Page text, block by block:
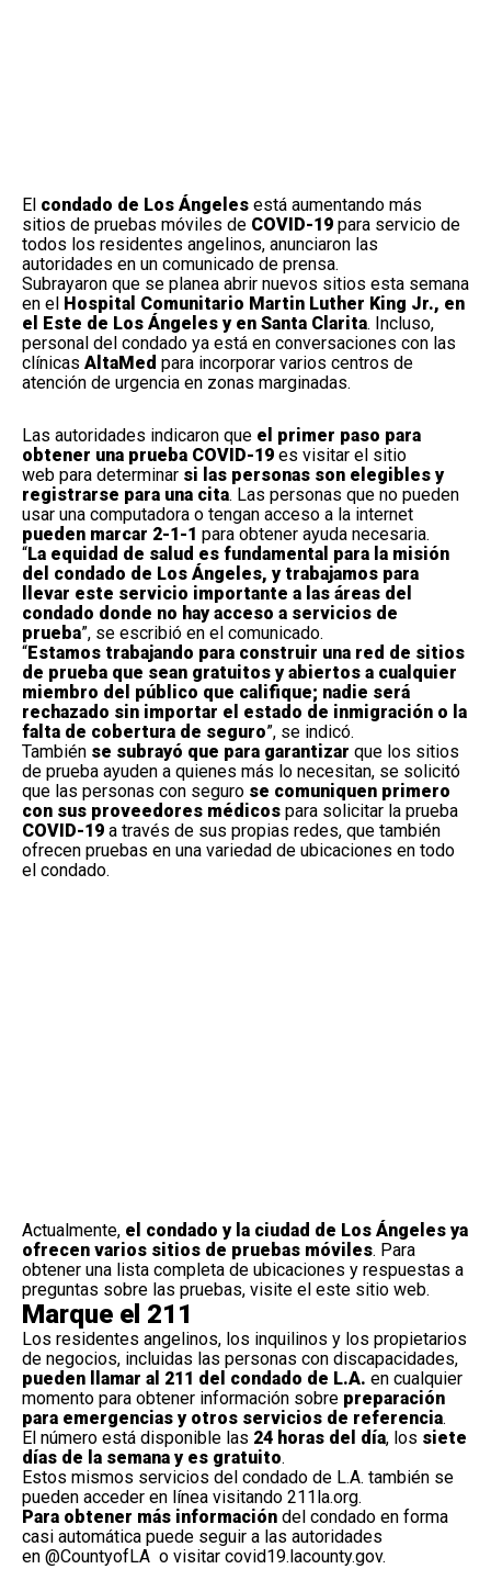
El condado de Los Ángeles está aumentando más
sitios de pruebas móviles de COVID-19 para servicio de
todos los residentes angelinos, anunciaron las
autoridades en un comunicado de prensa.
Subrayaron que se planea abrir nuevos sitios esta semana
en el Hospital Comunitario Martin Luther King Jr., en
el Este de Los Ángeles y en Santa Clarita. Incluso,
personal del condado ya está en conversaciones con las
clínicas AltaMed para incorporar varios centros de
atención de urgencia en zonas marginadas.
Las autoridades indicaron que el primer paso para
obtener una prueba COVID-19 es visitar el sitio
web para determinar si las personas son elegibles y
registrarse para una cita. Las personas que no pueden
usar una computadora o tengan acceso a la internet
pueden marcar 2-1-1 para obtener ayuda necesaria.
“La equidad de salud es fundamental para la misión
del condado de Los Ángeles, y trabajamos para
llevar este servicio importante a las áreas del
condado donde no hay acceso a servicios de
prueba”, se escribió en el comunicado.
“Estamos trabajando para construir una red de sitios
de prueba que sean gratuitos y abiertos a cualquier
miembro del público que califique; nadie será
rechazado sin importar el estado de inmigración o la
falta de cobertura de seguro”, se indicó.
También se subrayó que para garantizar que los sitios
de prueba ayuden a quienes más lo necesitan, se solicitó
que las personas con seguro se comuniquen primero
con sus proveedores médicos para solicitar la prueba
COVID-19 a través de sus propias redes, que también
ofrecen pruebas en una variedad de ubicaciones en todo
el condado.
Actualmente, el condado y la ciudad de Los Ángeles ya
ofrecen varios sitios de pruebas móviles. Para
obtener una lista completa de ubicaciones y respuestas a
preguntas sobre las pruebas, visite el este sitio web.
Marque el 211
Los residentes angelinos, los inquilinos y los propietarios
de negocios, incluidas las personas con discapacidades,
pueden llamar al 211 del condado de L.A. en cualquier
momento para obtener información sobre preparación
para emergencias y otros servicios de referencia.
El número está disponible las 24 horas del día, los siete
días de la semana y es gratuito.
Estos mismos servicios del condado de L.A. también se
pueden acceder en línea visitando 211la.org.
Para obtener más información del condado en forma
casi automática puede seguir a las autoridades
en @CountyofLA o visitar covid19.lacounty.gov.